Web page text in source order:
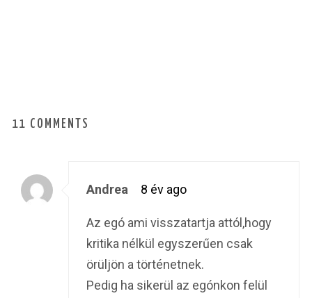
11 COMMENTS
Andrea 8 év ago
Az egó ami visszatartja attól,hogy
kritika nélkül egyszerűen csak
örüljön a történetnek.
Pedig ha sikerül az egónkon felül